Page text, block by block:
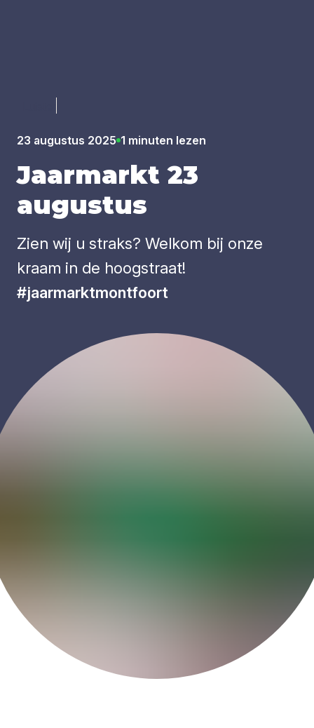
23 augustus 2025 1 minuten lezen
Jaar­markt23
augus­tus
Zien wij u straks? Welkom bij onze
kraam in de hoogstraat!
#jaarmarktmontfoort